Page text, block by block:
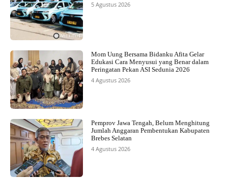
5 Agustus 2026
Mom Uung Bersama Bidanku Afita Gelar
Edukasi Cara Menyusui yang Benar dalam
Peringatan Pekan ASI Sedunia 2026
4 Agustus 2026
Pemprov Jawa Tengah, Belum Menghitung
Jumlah Anggaran Pembentukan Kabupaten
Brebes Selatan
4 Agustus 2026